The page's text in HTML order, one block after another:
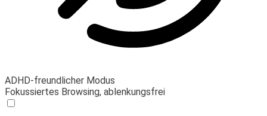
ADHD-freundlicher Modus
Fokussiertes Browsing, ablenkungsfrei